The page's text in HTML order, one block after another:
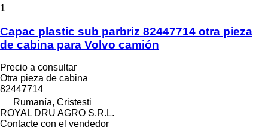
1
Capac plastic sub parbriz 82447714 otra pieza
de cabina para Volvo camión
Precio a consultar
Otra pieza de cabina
82447714
Rumanía, Cristesti
ROYAL DRU AGRO S.R.L.
Contacte con el vendedor